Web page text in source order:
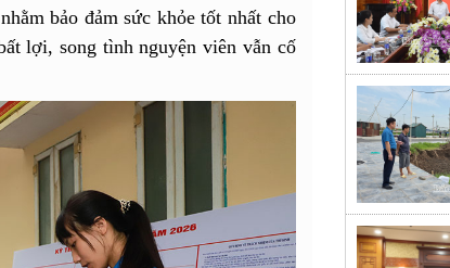
bảo đảm sức khỏe tốt nhất cho
lợi, song tình nguyện viên vẫn cố